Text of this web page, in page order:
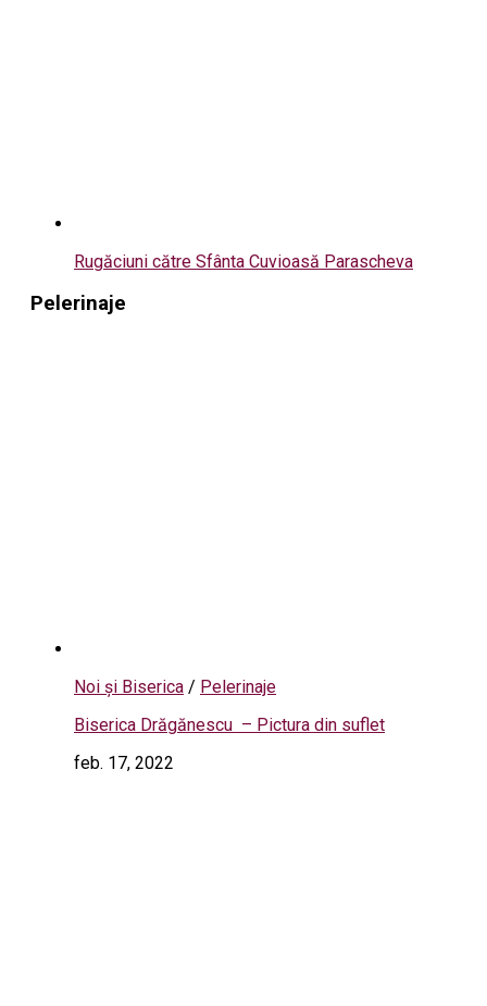
Rugăciuni către Sfânta Cuvioasă Parascheva
Pelerinaje
Noi și Biserica / Pelerinaje
Biserica Drăgănescu – Pictura din suflet
feb. 17, 2022